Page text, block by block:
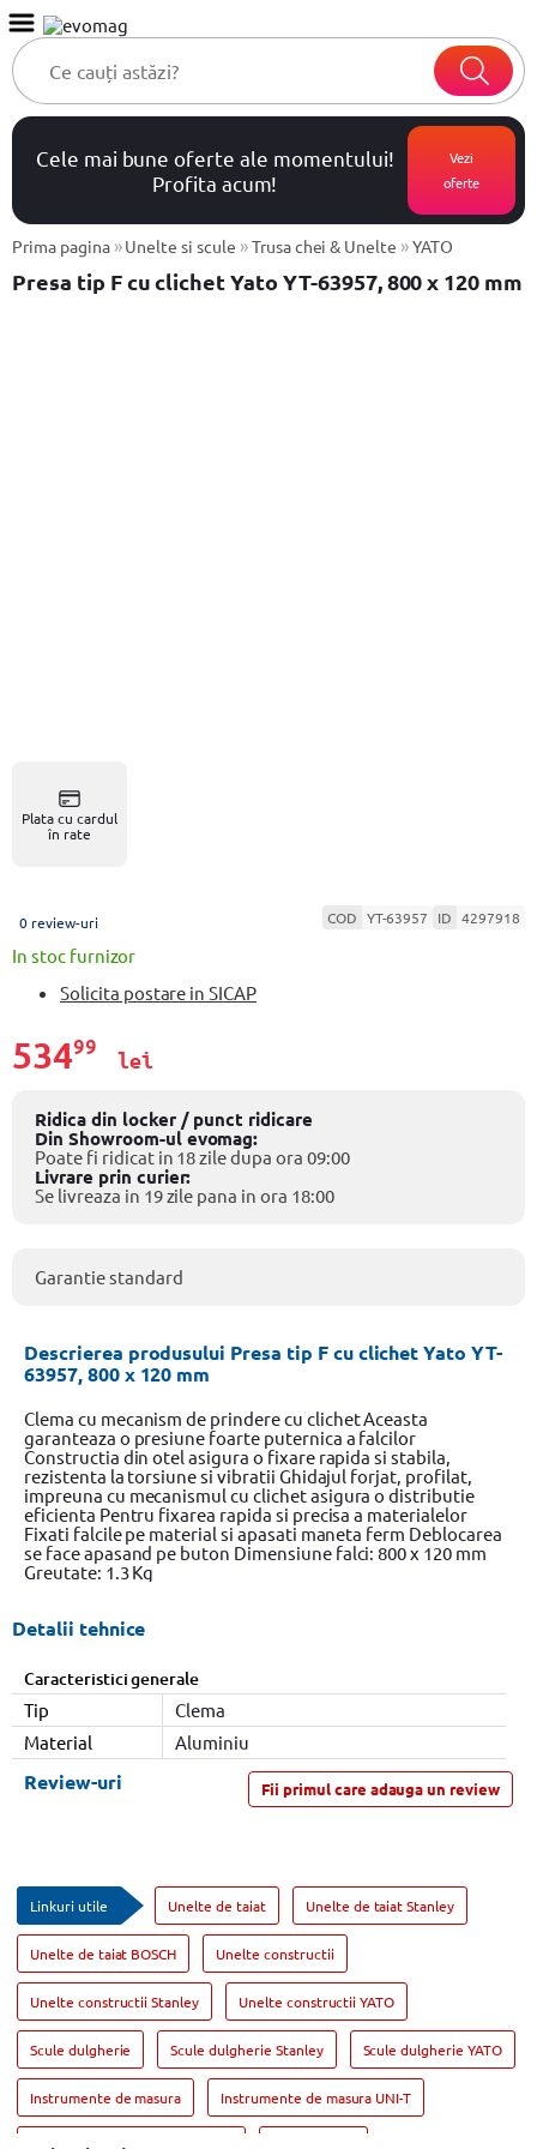
Cele mai bune oferte ale momentului!
Profita acum!
Vezi
oferte
Prima pagina »Unelte si scule »Trusa chei & Unelte »YATO
Presa tip F cu clichet Yato YT-63957, 800 x 120 mm
Plata cu cardul
în rate
0 review-uri COD YT-63957 ID 4297918
In stoc furnizor
Solicita postare in SICAP
53499
lei
Ridica din locker / punct ridicare
Din Showroom-ul evomag:
Poate fi ridicat in 18 zile dupa ora 09:00
Livrare prin curier:
Se livreaza in 19 zile pana in ora 18:00
Garantie standard
Descrierea produsului Presa tip F cu clichet Yato YT-
63957, 800 x 120 mm
Clema cu mecanism de prindere cu clichet Aceasta
garanteaza o presiune foarte puternica a falcilor
Constructia din otel asigura o fixare rapida si stabila,
rezistenta la torsiune si vibratii Ghidajul forjat, profilat,
impreuna cu mecanismul cu clichet asigura o distributie
eficienta Pentru fixarea rapida si precisa a materialelor
Fixati falcile pe material si apasati maneta ferm Deblocarea
se face apasand pe buton Dimensiune falci: 800 x 120 mm
Greutate: 1.3 Kg
Detalii tehnice
Caracteristici generale
Tip
Clema
Material
Aluminiu
Fii primul care adauga un review
Review-uri
Linkuri utile Unelte de taiat Unelte de taiat Stanley
Unelte de taiat BOSCH Unelte constructii
Unelte constructii Stanley Unelte constructii YATO
Scule dulgherie Scule dulgherie Stanley Scule dulgherie YATO
Instrumente de masura Instrumente de masura UNI-T